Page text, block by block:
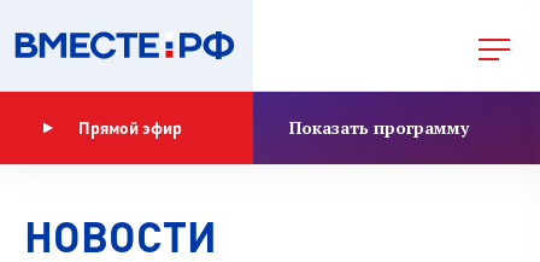
Прямой эфир Показать программу
НОВОСТИ